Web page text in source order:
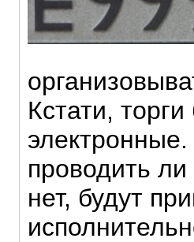
Кстати,
проводить
нет, будут